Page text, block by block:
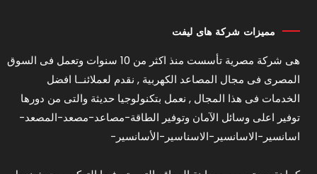
مميزات شركة هاى ليفت
هى شركة مصرية تأسست منذ اكثر من 10 سنوات وتعمل فى السوق
المصرى فى مجال المصاعد الكهربية , نقدم لعملائنــا افضل
الخدمات فى هذا المجال , نعمل بتكنولوجيا حديثة والتى من دورها
توفير اعلى وسائل الآمان وتوفير الطاقة-مصاعد-مصعد-المصعد-
اسانسير-الاسانسير-الاسناسير-الأسانسير-